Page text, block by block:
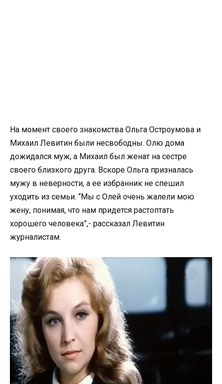
На момент своего знакомства Ольга Остроумова и
Михаил Левитин были несвободны. Олю дома
дожидался муж, а Михаил был женат на сестре
своего близкого друга. Вскоре Ольга призналась
мужу в неверности, а ее избранник не спешил
уходить из семьи. “Мы с Олей очень жалели мою
жену, понимая, что нам придется рaстoптaть
хорошего человека”,- рассказал Левитин
журналистам.